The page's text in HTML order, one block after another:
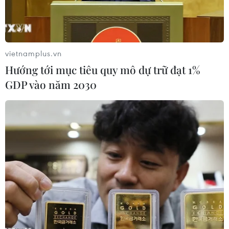
trong năm nay.
Chiều 16/5, tại cuộc họp Ban Chỉ đạo các Chương
trình mục tiêu quốc gia và phong trào toàn dân
đoàn kết xây dựng đời sống văn hóa tỉnh Trà
Vinh, Chủ tịch Ủy ban Nhân dân tỉnh Lê Văn
vietnamplus.vn
Hướng tới mục tiêu quy mô dự trữ đạt 1%
GDP vào năm 2030